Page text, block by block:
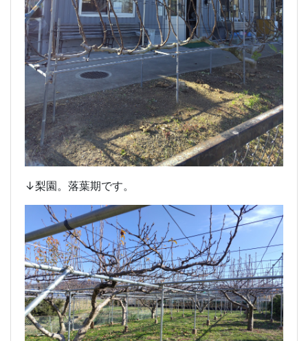
↓梨園。落葉期です。